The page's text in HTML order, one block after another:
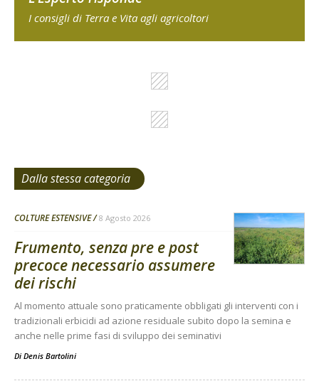
I consigli di Terra e Vita agli agricoltori
Dalla stessa categoria
COLTURE ESTENSIVE 8 Agosto 2026
Frumento, senza pre e post
precoce necessario assumere
dei rischi
Al momento attuale sono praticamente obbligati gli interventi con i
tradizionali erbicidi ad azione residuale subito dopo la semina e
anche nelle prime fasi di sviluppo dei seminativi
Di Denis Bartolini